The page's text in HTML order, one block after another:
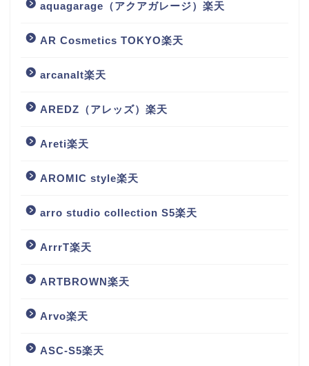
aquagarage（アクアガレージ）楽天
AR Cosmetics TOKYO楽天
arcanalt楽天
AREDZ（アレッズ）楽天
Areti楽天
AROMIC style楽天
arro studio collection S5楽天
ArrrT楽天
ARTBROWN楽天
Arvo楽天
ASC-S5楽天